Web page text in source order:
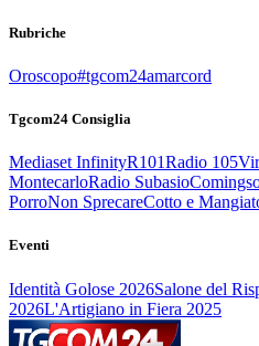
Rubriche
Oroscopo#tgcom24amarcord
Tgcom24 Consiglia
Mediaset InfinityR101Radio 105
MontecarloRadio Subasio
PorroNon SprecareCotto e
Eventi
Identità Golose 2026Salone del
2026L'Artigiano in Fiera 2025